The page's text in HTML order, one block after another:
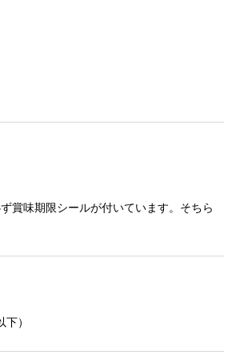
ず賞味期限シールが付いています。そちら
）